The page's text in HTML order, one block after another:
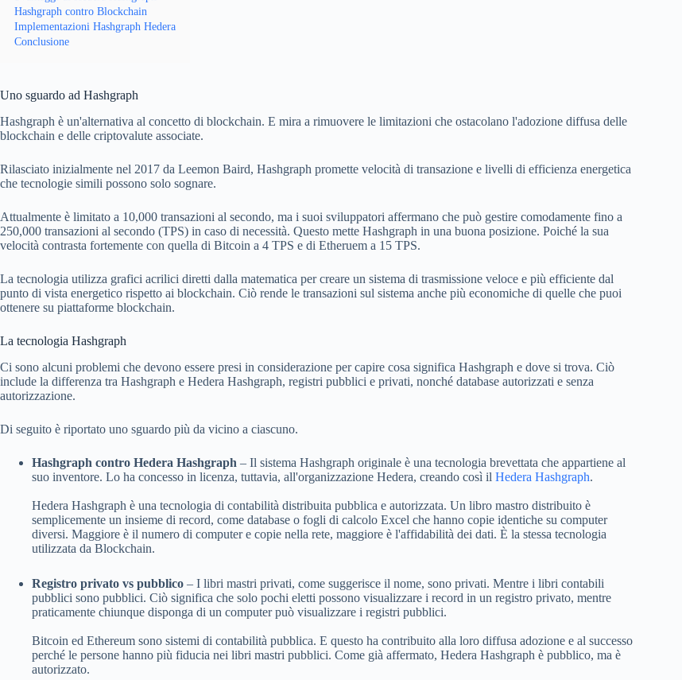
Hashgraph contro Blockchain
Implementazioni Hashgraph Hedera
Conclusione
Uno sguardo ad Hashgraph
Hashgraph è un'alternativa al concetto di blockchain. E mira a rimuovere le limitazioni che ostacolano l'adozione diffusa delle
blockchain e delle criptovalute associate.
Rilasciato inizialmente nel 2017 da Leemon Baird, Hashgraph promette velocità di transazione e livelli di efficienza energetica
che tecnologie simili possono solo sognare.
Attualmente è limitato a 10,000 transazioni al secondo, ma i suoi sviluppatori affermano che può gestire comodamente fino a
250,000 transazioni al secondo (TPS) in caso di necessità. Questo mette Hashgraph in una buona posizione. Poiché la sua
velocità contrasta fortemente con quella di Bitcoin a 4 TPS e di Etheruem a 15 TPS.
La tecnologia utilizza grafici acrilici diretti dalla matematica per creare un sistema di trasmissione veloce e più efficiente dal
punto di vista energetico rispetto ai blockchain. Ciò rende le transazioni sul sistema anche più economiche di quelle che puoi
ottenere su piattaforme blockchain.
La tecnologia Hashgraph
Ci sono alcuni problemi che devono essere presi in considerazione per capire cosa significa Hashgraph e dove si trova. Ciò
include la differenza tra Hashgraph e Hedera Hashgraph, registri pubblici e privati, nonché database autorizzati e senza
autorizzazione.
Di seguito è riportato uno sguardo più da vicino a ciascuno.
Hashgraph contro Hedera Hashgraph – Il sistema Hashgraph originale è una tecnologia brevettata che appartiene al
suo inventore. Lo ha concesso in licenza, tuttavia, all'organizzazione Hedera, creando così il Hedera Hashgraph.
Hedera Hashgraph è una tecnologia di contabilità distribuita pubblica e autorizzata. Un libro mastro distribuito è
semplicemente un insieme di record, come database o fogli di calcolo Excel che hanno copie identiche su computer
diversi. Maggiore è il numero di computer e copie nella rete, maggiore è l'affidabilità dei dati. È la stessa tecnologia
utilizzata da Blockchain.
Registro privato vs pubblico – I libri mastri privati, come suggerisce il nome, sono privati. Mentre i libri contabili
pubblici sono pubblici. Ciò significa che solo pochi eletti possono visualizzare i record in un registro privato, mentre
praticamente chiunque disponga di un computer può visualizzare i registri pubblici.
Bitcoin ed Ethereum sono sistemi di contabilità pubblica. E questo ha contribuito alla loro diffusa adozione e al successo
perché le persone hanno più fiducia nei libri mastri pubblici. Come già affermato, Hedera Hashgraph è pubblico, ma è
autorizzato.